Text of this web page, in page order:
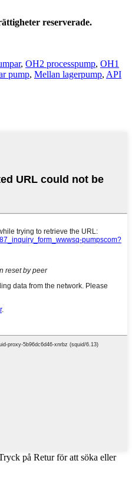
reserverade.
, OH2 processpump, OH1
pump, Mellan lagerpump, API
på Retur för att söka eller